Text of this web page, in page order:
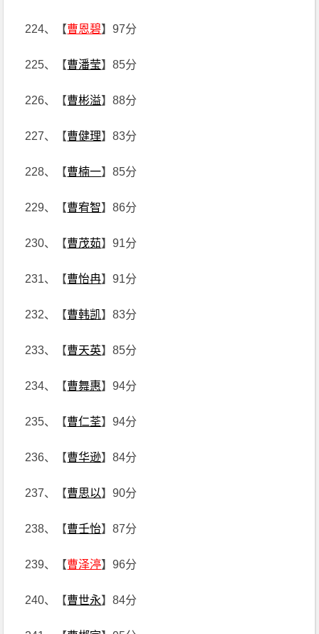
224、【曹恩碧】97分
225、【曹潘莹】85分
226、【曹彬溢】88分
227、【曹健理】83分
228、【曹楠一】85分
229、【曹宥智】86分
230、【曹茂茹】91分
231、【曹怡冉】91分
232、【曹韩凯】83分
233、【曹天英】85分
234、【曹舞惠】94分
235、【曹仁荃】94分
236、【曹华逊】84分
237、【曹思以】90分
238、【曹壬怡】87分
239、【曹泽渟】96分
240、【曹世永】84分